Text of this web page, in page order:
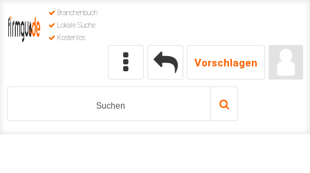
Branchenbuch
Lokale Suche
Kostenlos
Vorschlagen